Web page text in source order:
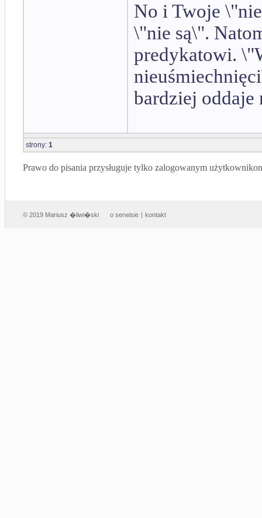
No i Twoje
\"nie są\".
predykatowi.
bardziej oddaje
strony: 1
Prawo do pisania przysługuje tylko zalogowanym
© 2019 Mariusz �liwi�ski o serwisie | kontakt